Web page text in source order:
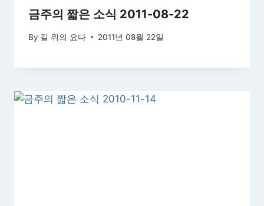
금주의 짧은 소식 2011-08-22
By 길 위의 요다 2011년 08월 22일